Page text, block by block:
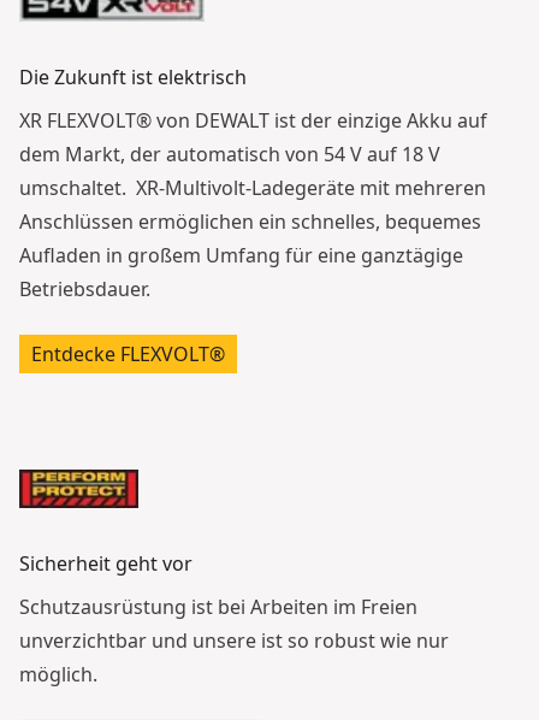
Die Zukunft ist elektrisch
XR FLEXVOLT® von DEWALT ist der einzige Akku auf
dem Markt, der automatisch von 54 V auf 18 V
umschaltet. XR-Multivolt-Ladegeräte mit mehreren
Anschlüssen ermöglichen ein schnelles, bequemes
Aufladen in großem Umfang für eine ganztägige
Betriebsdauer.
Entdecke FLEXVOLT®
Sicherheit geht vor
Schutzausrüstung ist bei Arbeiten im Freien
unverzichtbar und unsere ist so robust wie nur
möglich.